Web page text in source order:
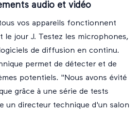
audio et vidéo
vos appareils fonctionnent
le jour J. Testez les microphones,
de diffusion en continu.
permet de détecter et de
potentiels. "Nous avons évité
grâce à une série de tests
un directeur technique d'un salon